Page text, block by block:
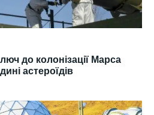
до колонізації Марса
астероїдів